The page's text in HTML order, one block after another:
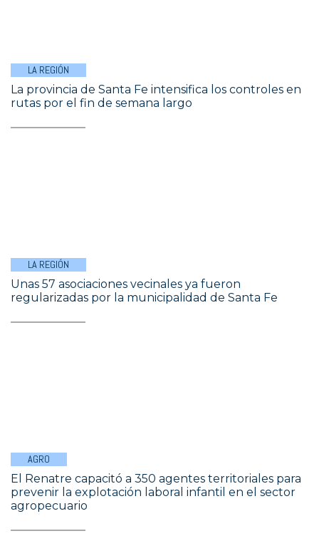
LA REGIÓN
La provincia de Santa Fe intensifica los controles en
rutas por el fin de semana largo
LA REGIÓN
Unas 57 asociaciones vecinales ya fueron
regularizadas por la municipalidad de Santa Fe
AGRO
El Renatre capacitó a 350 agentes territoriales para
prevenir la explotación laboral infantil en el sector
agropecuario